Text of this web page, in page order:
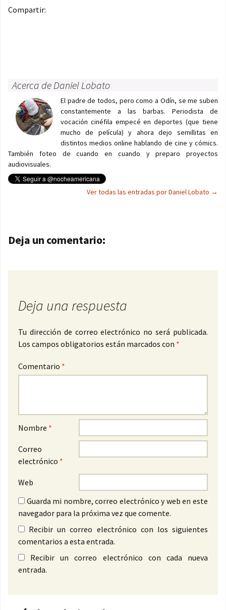
Compartir:
Acerca de Daniel Lobato
El padre de todos, pero como a Odín, se me suben
constantemente a las barbas. Periodista de
vocación cinéfila empecé en deportes (que tiene
mucho de película) y ahora dejo semillitas en
distintos medios online hablando de cine y cómics.
También foteo de cuando en cuando y preparo proyectos
audiovisuales.
Ver todas las entradas por Daniel Lobato →
Navegación de entradas
Deja un comentario:
Deja una respuesta
Tu dirección de correo electrónico no será publicada.
Los campos obligatorios están marcados con *
Comentario *
Nombre *
Correo
electrónico *
Web
Guarda mi nombre, correo electrónico y web en este
navegador para la próxima vez que comente.
Recibir un correo electrónico con los siguientes
comentarios a esta entrada.
Recibir un correo electrónico con cada nueva
entrada.